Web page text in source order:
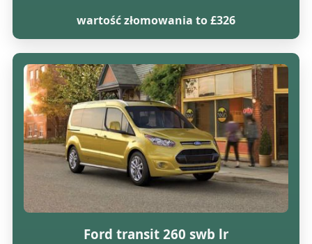
wartość złomowania to £326
Ford transit 260 swb lr